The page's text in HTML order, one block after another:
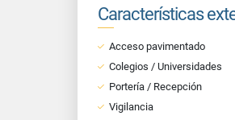
Características
Acceso pavimentado
Colegios / Universidades
Portería / Recepción
Vigilancia